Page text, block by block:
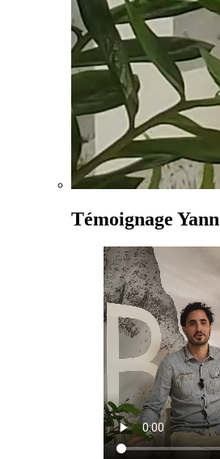
Témoignage Yann